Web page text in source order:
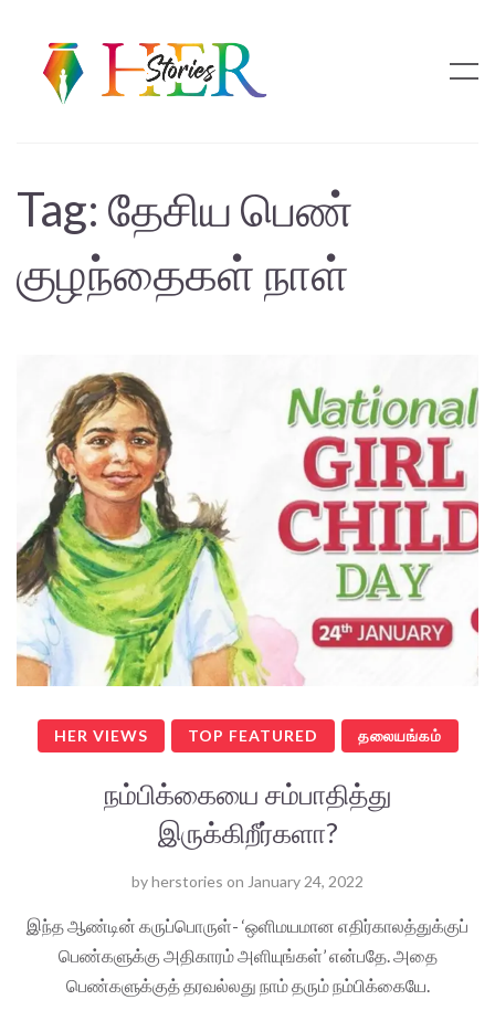
Tag: தேசிய பெண்
குழந்தைகள் நாள்
HER VIEWS TOP FEATURED தலையங்கம்
நம்பிக்கையை சம்பாதித்து
இருக்கிறீர்களா?
byherstories on January 24, 2022
இந்த ஆண்டின் கருப்பொருள்- ‘ஒளிமயமான எதிர்காலத்துக்குப்
பெண்களுக்கு அதிகாரம் அளியுங்கள்’ என்பதே. அதை
பெண்களுக்குத் தரவல்லது நாம் தரும் நம்பிக்கையே.